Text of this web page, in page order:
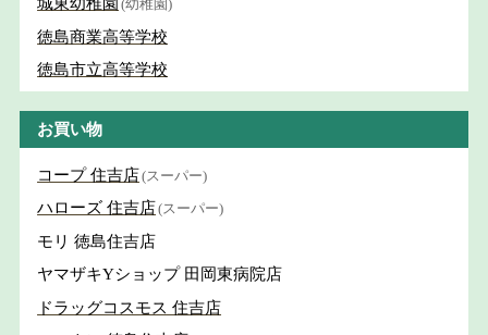
(幼稚園)
徳島商業高等学校
徳島市立高等学校
お買い物
コープ 住吉店(スーパー)
ハローズ 住吉店(スーパー)
モリ 徳島住吉店
ヤマザキYショップ 田岡東病院店
ドラッグコスモス 住吉店